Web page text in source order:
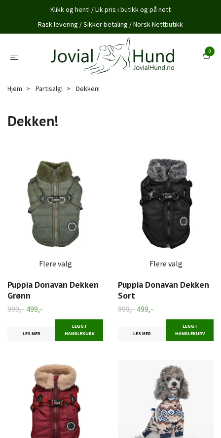
Klikk og hent! / Lik pris i butikk og på nett
Rask levering / Sikker betaling / Norsk Nettbutikk
0
Hjem Partisalg! Dekken!
Dekken!
Flere valg
Puppia Donavan Dekken
Grønn
999,- 499,-
LES MER
LEGG I
HANDLEKURV
Flere valg
Puppia Donavan Dekken
Sort
999,- 499,-
LES MER
LEGG I
HANDLEKURV